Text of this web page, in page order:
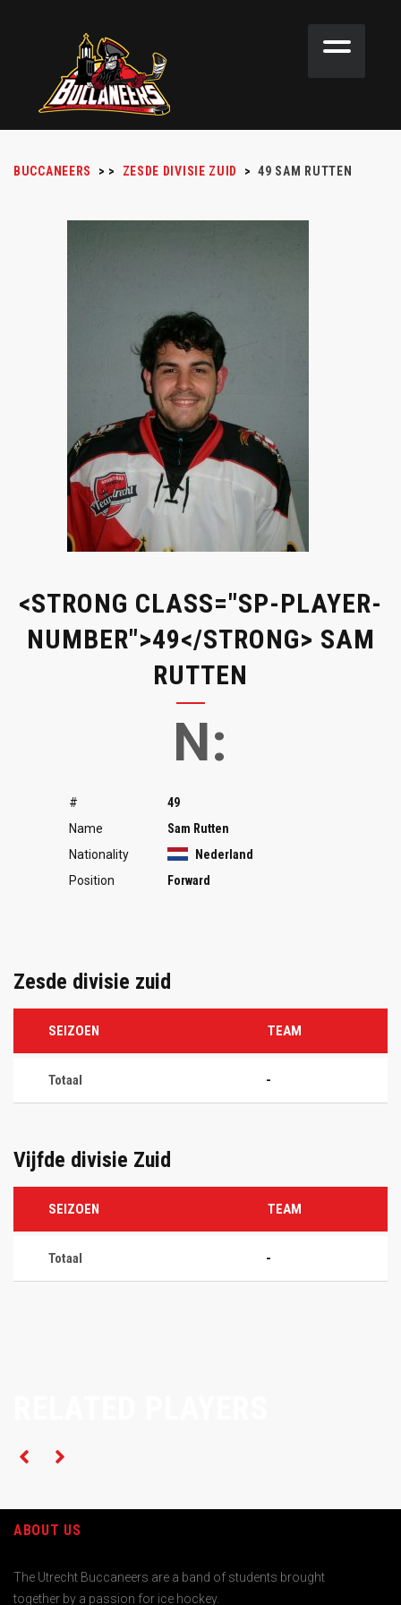
BUCCANEERS > > ZESDE DIVISIE ZUID > 49 SAM RUTTEN
<STRONG CLASS="SP-PLAYER-
NUMBER">49</STRONG> SAM
RUTTEN
N:
#
49
Name
Sam Rutten
Nationality
Nederland
Position
Forward
Zesde divisie zuid
SEIZOEN TEAM
Totaal -
Vijfde divisie Zuid
SEIZOEN TEAM
Totaal -
ABOUT US
The Utrecht Buccaneers are a band of students brought
together by a passion for ice hockey.